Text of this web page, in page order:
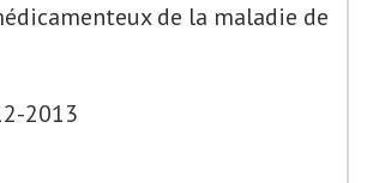
de la maladie de
2013